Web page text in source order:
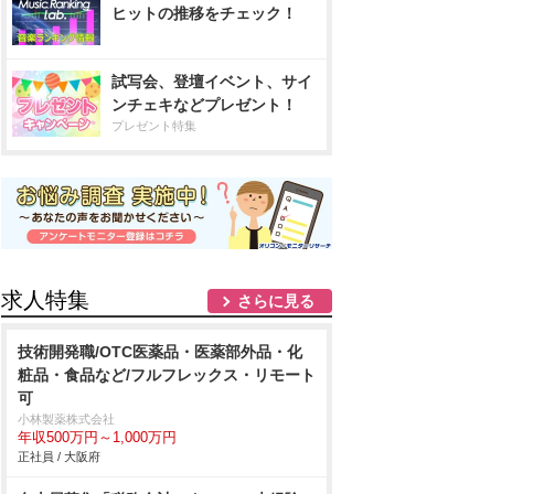
ヒットの推移をチェック！
試写会、登壇イベント、サイ
ンチェキなどプレゼント！
プレゼント特集
求人特集 さらに見る
技術開発職/OTC医薬品・医薬部外品・化
粧品・食品など/フルフレックス・リモート
可
小林製薬株式会社
年収500万円～1,000万円
正社員 / 大阪府